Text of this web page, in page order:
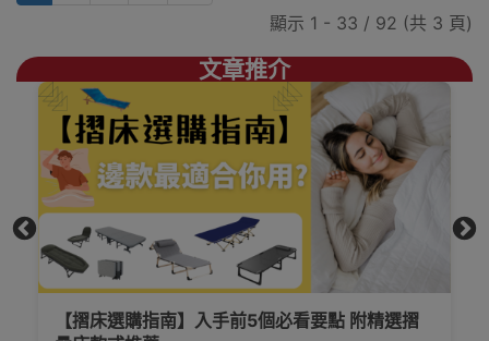
顯示 1 - 33 / 92 (共 3 頁)
文章推介
】入手前5個必看要點 附精選摺
【摺床選購指南】